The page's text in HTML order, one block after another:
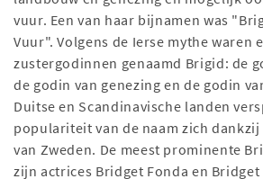
vuur. Een van haar bijnamen was
Vuur". Volgens de Ierse mythe waren
zustergodinnen genaamd Brigid: de
de godin van genezing en de godin
Duitse en Scandinavische landen
populariteit van de naam zich
van Zweden. De meest prominente
zijn actrices Bridget Fonda en